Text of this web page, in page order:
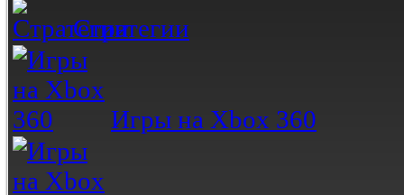
Стратегии
Игры на Xbox 360